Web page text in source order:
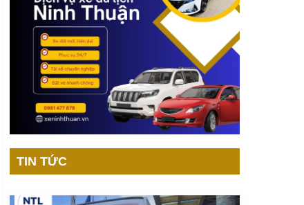
TIN TỨC